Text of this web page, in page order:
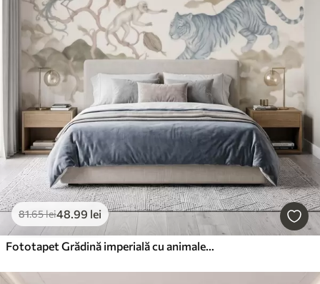
81.65lei48.99 lei
Fototapet Grădină imperială cu animale în stil oriental — maimuță, leopard, tigru, păun și stârc